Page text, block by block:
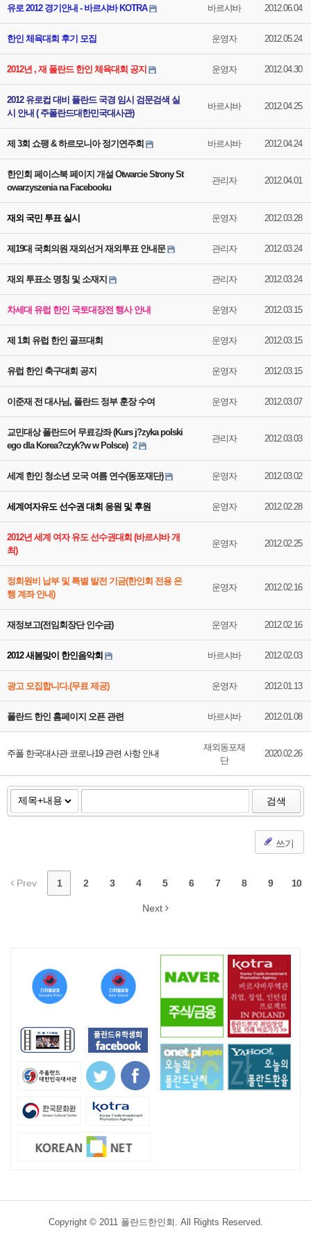
유로 2012 경기안내 - 바르샤바 KOTRA 바르샤바 2012.06.04
한인 체육대회 후기 모집 운영자 2012.05.24
2012년 , 재 폴란드 한인 체육대회 공지 운영자 2012.04.30
2012 유로컵 대비 폴란드 국경 임시 검문검색 실
시 안내 ( 주폴란드대한민국대사관)
바르샤바 2012.04.25
제 3회 쇼팽 & 하르모니아 정기연주회 바르샤바 2012.04.24
한인회 페이스북 페이지 개설 Otwarcie Strony St
owarzyszenia na Facebooku
관리자 2012.04.01
재외 국민 투표 실시 운영자 2012.03.28
제19대 국회의원 재외선거 재외투표 안내문 관리자 2012.03.24
재외 투표소 명칭 및 소재지 관리자 2012.03.24
차세대 유럽 한인 국토대장전 행사 안내 운영자 2012.03.15
제 1회 유럽 한인 골프대회 운영자 2012.03.15
유럽 한인 축구대회 공지 운영자 2012.03.15
이준재 전 대사님, 폴란드 정부 훈장 수여 운영자 2012.03.07
교민대상 폴란드어 무료강좌 (Kurs j?zyka polski
ego dla Korea?czyk?w w Polsce) 2
관리자 2012.03.03
세계 한인 청소년 모국 여름 연수(동포재단) 운영자 2012.03.02
세계여자유도 선수권 대회 응원 및 후원 운영자 2012.02.28
2012년 세계 여자 유도 선수권대회 (바르샤바 개
최)
운영자 2012.02.25
정회원비 납부 및 특별 발전 기금(한인회 전용 은
행 계좌 안내)
운영자 2012.02.16
재정보고(전임회장단 인수금) 운영자 2012.02.16
2012 새봄맞이 한인음악회 바르샤바 2012.02.03
광고 모집합니다.(무료 제공) 운영자 2012.01.13
폴란드 한인 홈페이지 오픈 관련 바르샤바 2012.01.08
주폴 한국대사관 코로나19 관련 사항 안내
재외동포재
단
2020.02.26
검색
쓰기
Prev 1 2 3 4 5 6 7 8 9 10
Next
Copyright © 2011 폴란드한인회. All Rights Reserved.